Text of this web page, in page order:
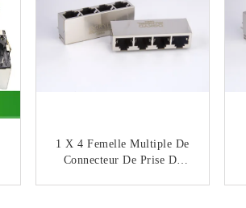
1 X 4 Femelle Multiple De
Connecteur De Prise De